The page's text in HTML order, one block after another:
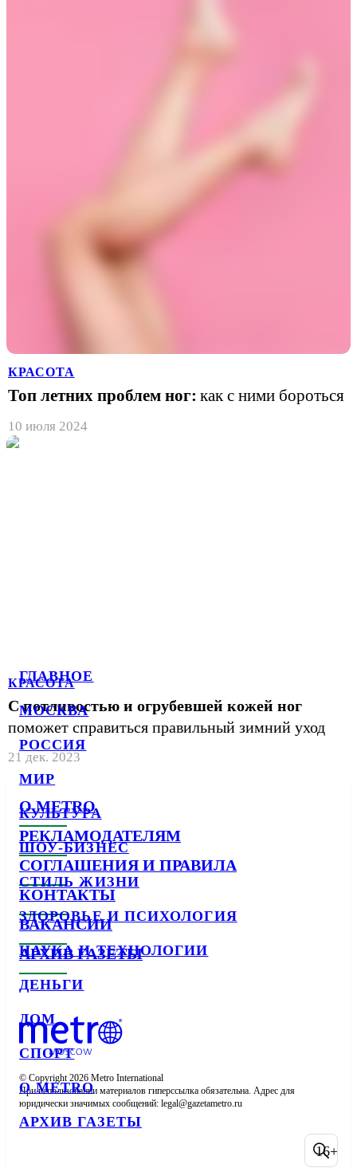
ГЛАВНОЕ
МОСКВА
РОССИЯ
МИР
КУЛЬТУРА
ШОУ-БИЗНЕС
СТИЛЬ ЖИЗНИ
ЗДОРОВЬЕ И ПСИХОЛОГИЯ
НАУКА И ТЕХНОЛОГИИ
ДЕНЬГИ
ДОМ
СПОРТ
О METRO
АРХИВ ГАЗЕТЫ
КРАСОТА
Топ летних проблем ног: как с ними бороться
10 июля 2024
КРАСОТА
С потливостью и огрубевшей кожей ног
поможет справиться правильный зимний уход
21 дек. 2023
О METRO
РЕКЛАМОДАТЕЛЯМ
СОГЛАШЕНИЯ И ПРАВИЛА
КОНТАКТЫ
ВАКАНСИИ
АРХИВ ГАЗЕТЫ
© Copyright 2026 Metro International
При использовании материалов гиперссылка обязательна. Адрес для
юридически значимых сообщений:
16+